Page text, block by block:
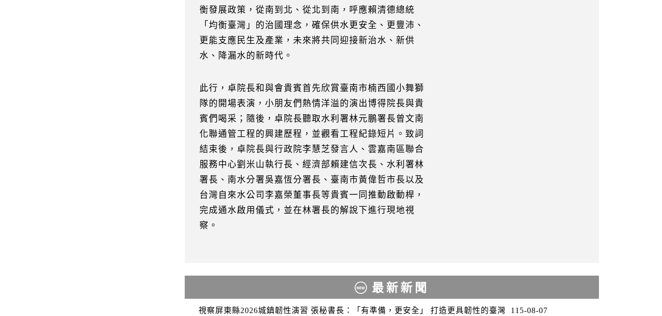
衡發展政策，從南到北、從北到南，呼應賴清德總統
「均衡臺灣」的治國理念，確保供水更安全、更豐沛、
更能支應民生及產業，未來將共同迎接新治水、新供
水、降漏水的新時代。
此行，卓院長和與會貴賓首先欣賞臺南市楠西國小舞獅
隊的開場表演，小朋友們熱情洋溢的演出博得院長與貴
賓們喝采；隨後，卓院長聽取水利署林元鵬署長曾文南
化聯通管工程的興建歷程，並觀看工程紀錄短片。致詞
結束後，卓院長與行政院李慧芝發言人、雲嘉南區聯合
服務中心劉米山執行長、經濟部賴建信次長、水利署林
署長、南水分署吳嘉恆分署長、臺南市黃偉哲市長以及
台灣自來水公司李嘉榮董事長等貴賓一同推動啟動桿，
完成通水啟用儀式，並在林署長的解說下進行現地視
察。
最新新聞
視察屏東縣2026城鎮韌性演習 張秘書長：「有準備，更安全」 打造更具韌性的臺灣 115-08-07